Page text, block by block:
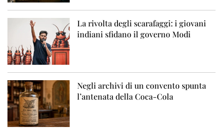
La rivolta degli scarafaggi: i giovani
indiani sfidano il governo Modi
Negli archivi di un convento spunta
l’antenata della Coca-Cola